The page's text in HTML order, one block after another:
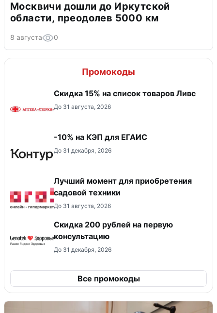
Москвичи дошли до Иркутской
области, преодолев 5000 км
8 августа 0
Промокоды
Скидка 15% на список товаров Ливс
До 31 августа, 2026
-10% на КЭП для ЕГАИС
До 31 декабря, 2026
Лучший момент для приобретения
садовой техники
До 31 августа, 2026
Скидка 200 рублей на первую
консультацию
До 31 декабря, 2026
Все промокоды